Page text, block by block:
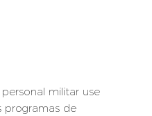
militar use
programas de